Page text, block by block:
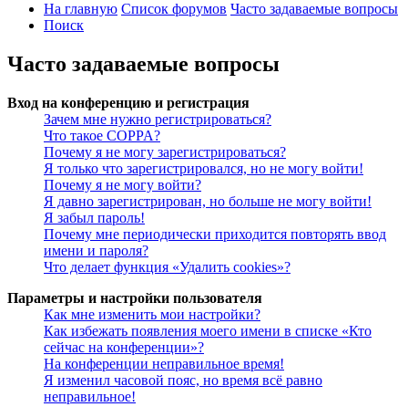
На главную Список форумов Часто задаваемые вопросы
Поиск
Часто задаваемые вопросы
Вход на конференцию и регистрация
Зачем мне нужно регистрироваться?
Что такое COPPA?
Почему я не могу зарегистрироваться?
Я только что зарегистрировался, но не могу войти!
Почему я не могу войти?
Я давно зарегистрирован, но больше не могу войти!
Я забыл пароль!
Почему мне периодически приходится повторять ввод
имени и пароля?
Что делает функция «Удалить cookies»?
Параметры и настройки пользователя
Как мне изменить мои настройки?
Как избежать появления моего имени в списке «Кто
сейчас на конференции»?
На конференции неправильное время!
Я изменил часовой пояс, но время всё равно
неправильное!